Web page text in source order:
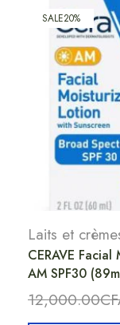
SALE20%
Laits et
CERAVE
AM SPF30
12,000.00